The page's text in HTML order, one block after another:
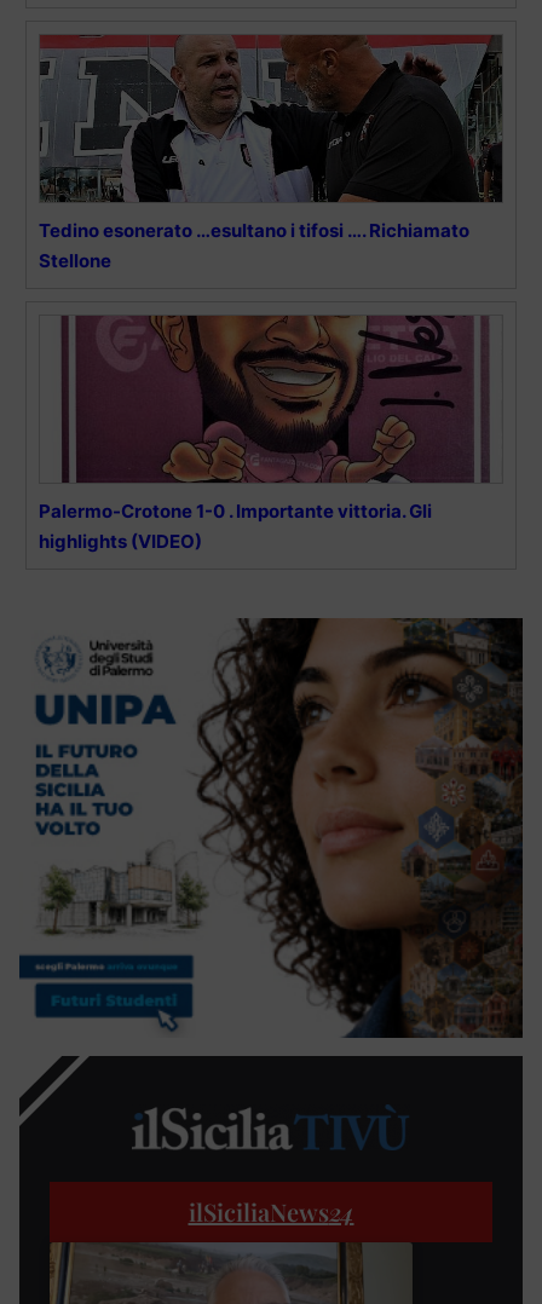
Tedino esonerato …esultano i tifosi …. Richiamato
Stellone
Palermo-Crotone 1-0 . Importante vittoria. Gli
highlights (VIDEO)
ilSiciliaNews24